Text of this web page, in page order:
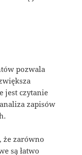
pozwala
jest czytanie
zapisów
że zarówno
są łatwo